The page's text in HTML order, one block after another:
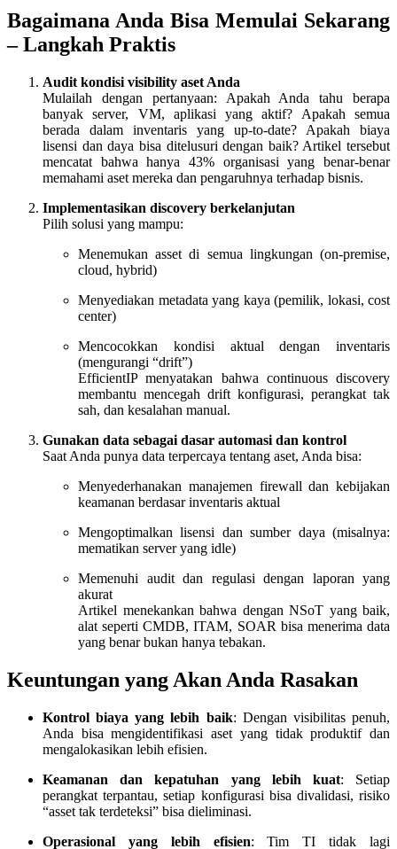
Bagaimana Anda Bisa Memulai Sekarang
– Langkah Praktis
Audit kondisi visibility aset Anda
Mulailah dengan pertanyaan: Apakah Anda tahu berapa
banyak server, VM, aplikasi yang aktif? Apakah semua
berada dalam inventaris yang up-to-date? Apakah biaya
lisensi dan daya bisa ditelusuri dengan baik? Artikel tersebut
mencatat bahwa hanya 43% organisasi yang benar-benar
memahami aset mereka dan pengaruhnya terhadap bisnis.
Implementasikan discovery berkelanjutan
Pilih solusi yang mampu:
Menemukan asset di semua lingkungan (on-premise,
cloud, hybrid)
Menyediakan metadata yang kaya (pemilik, lokasi, cost
center)
Mencocokkan kondisi aktual dengan inventaris
(mengurangi “drift”)
EfficientIP menyatakan bahwa continuous discovery
membantu mencegah drift konfigurasi, perangkat tak
sah, dan kesalahan manual.
Gunakan data sebagai dasar automasi dan kontrol
Saat Anda punya data terpercaya tentang aset, Anda bisa:
Menyederhanakan manajemen firewall dan kebijakan
keamanan berdasar inventaris aktual
Mengoptimalkan lisensi dan sumber daya (misalnya:
mematikan server yang idle)
Memenuhi audit dan regulasi dengan laporan yang
akurat
Artikel menekankan bahwa dengan NSoT yang baik,
alat seperti CMDB, ITAM, SOAR bisa menerima data
yang benar bukan hanya tebakan.
Keuntungan yang Akan Anda Rasakan
Kontrol biaya yang lebih baik: Dengan visibilitas penuh,
Anda bisa mengidentifikasi aset yang tidak produktif dan
mengalokasikan lebih efisien.
Keamanan dan kepatuhan yang lebih kuat: Setiap
perangkat terpantau, setiap konfigurasi bisa divalidasi, risiko
“asset tak terdeteksi” bisa dieliminasi.
Operasional yang lebih efisien: Tim TI tidak lagi